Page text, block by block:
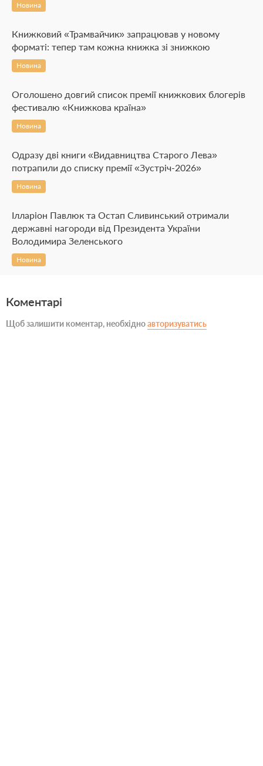
Новина
Книжковий «Трамвайчик» запрацював у новому
форматі: тепер там кожна книжка зі знижкою
Новина
Оголошено довгий список премії книжкових блогерів
фестивалю «Книжкова країна»
Новина
Одразу дві книги «Видавництва Старого Лева»
потрапили до списку премії «Зустріч-2026»
Новина
Ілларіон Павлюк та Остап Сливинський отримали
державні нагороди від Президента України
Володимира Зеленського
Новина
Коментарі
Щоб залишити коментар, необхідноавторизуватись